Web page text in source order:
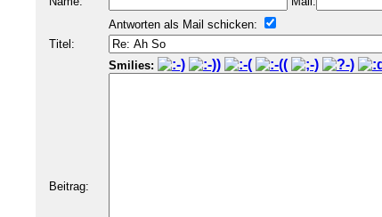
Antworten als Mail schicken:
Titel:
Beitrag:
Smilies: